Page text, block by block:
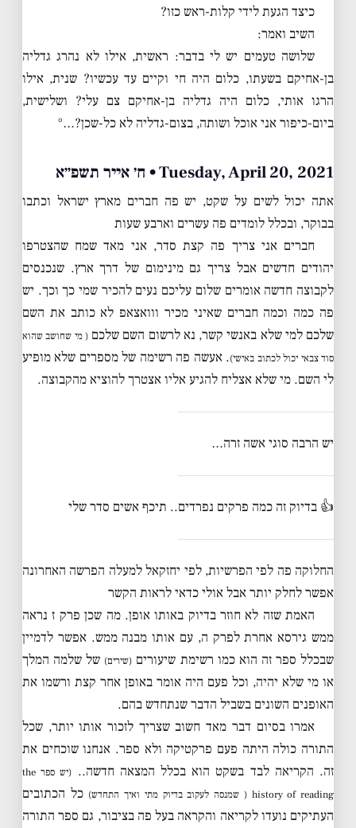
כיצד הגעת לידי קלות-ראש כזו?
השיב ואמר:
שלושה טעמים יש לי בדבר: ראשית, אילו לא נהרג גדליה
בן-אחיקם בשעתו, כלום היה חי וקיים עד עכשיו? שנית, אילו
הרגו אותי, כלום היה גדליה בן-אחיקם צם עלי? ושלישית,
ביום-כיפור אני אוכל ושותה, בצום-גדליה לא כל-שכן?…°
Tuesday, April 20, 2021 • ח׳ אייר תשפ״א
אתה יכול לשים על שקט, יש פה חברים מארץ ישראל וכתבו
בבוקר, ובכלל לומדים פה עשרים וארבע שעות
חברים אני צריך פה קצת סדר, אני מאד שמח שהצטרפו
יהודים חדשים אבל צריך גם מינימום של דרך ארץ. שנכנסים
לקבוצה חדשה אומרים שלום עליכם נעים להכיר שמי כך וכך. יש
פה כמה וכמה חברים שאיני מכיר ווואצאפ לא כותב את השם
שלכם למי שלא באנשי קשר, נא לרשום השם שלכם( מי שחושב שהוא
סוד צבאי יכול לכתוב באישי). אעשה פה רשימה של מספרים שלא מופיע
לי השם. מי שלא אצליח להגיע אליו אצטרך להוציא מהקבוצה.
יש הרבה סוגי אשה זרה…
👍 בדיוק זה כמה פרקים נפרדים.. תיכף אשים סדר שלי
החלוקה פה לפי הפרשיות, לפי יחזקאל למעלה הפרשה האחרונה
אפשר לחלק יותר אבל אולי כדאי לראות הקשר
האמת שזה לא חוזר בדיוק באותו אופן. מה שכן פרק ז נראה
ממש גירסא אחרת לפרק ה, עם אותו מבנה ממש. אפשר לדמיין
שבכלל ספר זה הוא כמו רשימת שיעורים (שירים) של שלמה המלך
או מי שלא יהיה, וכל פעם היה אומר באופן אחר קצת ורשמו את
האופנים השונים בשביל הדבר שנתחדש בהם.
אמרו בסיום דבר מאד חשוב שצריך לזכור אותו יותר, שכל
התורה כולה היתה פעם פרקטיקה ולא ספר. אנחנו שוכחים את
זה. הקריאה לבד בשקט הוא בכלל המצאה חדשה..
(יש ספר the
history of reading ( שמנסה לעקוב בדיוק מתי ואיך התחדש)
כל הכתובים
העתיקים נועדו לקריאה והקראה בעל פה בציבור, גם ספר התורה